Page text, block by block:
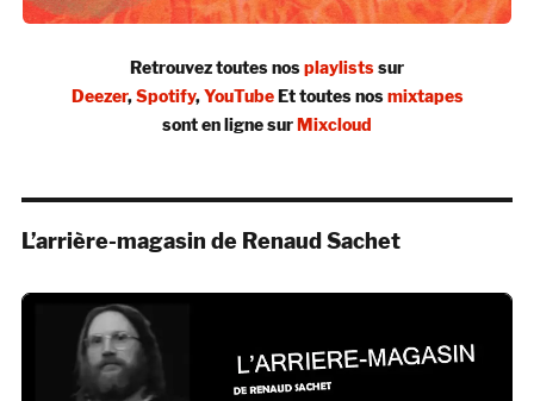
Retrouvez toutes nosplaylistssur
Deezer,Spotify,YouTubeEt toutes nosmixtapes
sont en ligne surMixcloud
L’arrière-magasin de Renaud Sachet